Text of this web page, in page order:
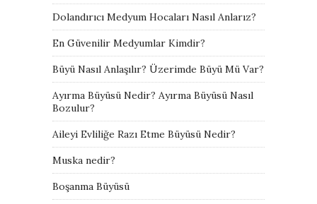
Dolandırıcı Medyum Hocaları Nasıl Anlarız?
En Güvenilir Medyumlar Kimdir?
Büyü Nasıl Anlaşılır? Üzerimde Büyü Mü Var?
Ayırma Büyüsü Nedir? Ayırma Büyüsü Nasıl
Bozulur?
Aileyi Evliliğe Razı Etme Büyüsü Nedir?
Muska nedir?
Boşanma Büyüsü